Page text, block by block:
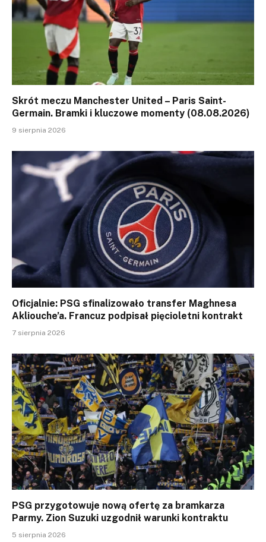
Skrót meczu Manchester United – Paris Saint-
Germain. Bramki i kluczowe momenty (08.08.2026)
9 sierpnia 2026
Oficjalnie: PSG sfinalizowało transfer Maghnesa
Akliouche’a. Francuz podpisał pięcioletni kontrakt
7 sierpnia 2026
PSG przygotowuje nową ofertę za bramkarza
Parmy. Zion Suzuki uzgodnił warunki kontraktu
5 sierpnia 2026